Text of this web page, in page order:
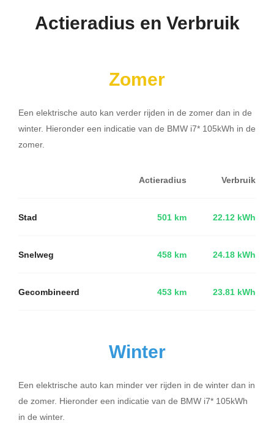
Actieradius en Verbruik
Zomer
Een elektrische auto kan verder rijden in de zomer dan in de
winter. Hieronder een indicatie van de BMW i7* 105kWh in de
zomer.
Actieradius Verbruik
Stad 501 km 22.12 kWh
Snelweg 458 km 24.18 kWh
Gecombineerd 453 km 23.81 kWh
Winter
Een elektrische auto kan minder ver rijden in de winter dan in
de zomer. Hieronder een indicatie van de BMW i7* 105kWh
in de winter.